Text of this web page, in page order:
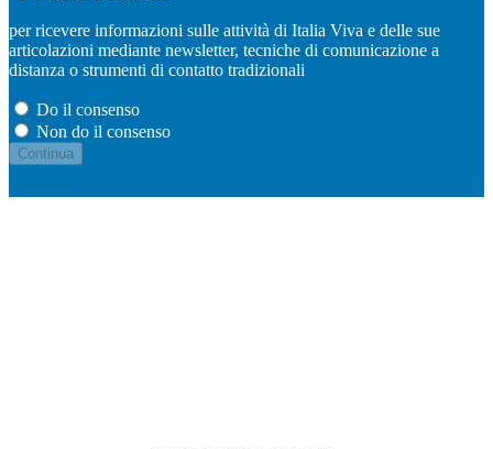
per ricevere informazioni sulle attività di Italia Viva e delle sue
articolazioni mediante newsletter, tecniche di comunicazione a
distanza o strumenti di contatto tradizionali
Do il consenso
Non do il consenso